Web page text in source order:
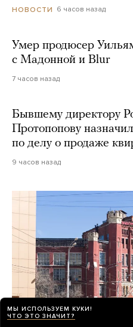
НОВОСТИ 6 часов назад
Умер продюсер
с Мадонной и Blur
7 часов назад
Бывшему директору
Протопопову
по делу о продаже
9 часов назад
МЫ ИСПОЛЬЗУЕМ КУКИ!
ЧТО ЭТО ЗНАЧИТ?